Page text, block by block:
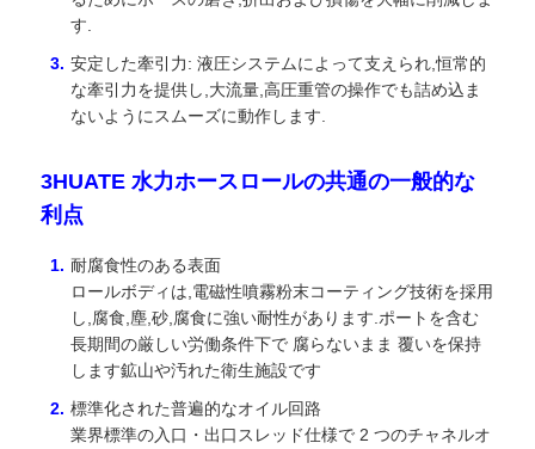
貨物トラック
す.
安定した牽引力: 液圧システムによって支えられ,恒常的
な牽引力を提供し,大流量,高圧重管の操作でも詰め込ま
ないようにスムーズに動作します.
3HUATE 水力ホースロールの共通の一般的な
利点
耐腐食性のある表面
ロールボディは,電磁性噴霧粉末コーティング技術を採用
し,腐食,塵,砂,腐食に強い耐性があります.ポートを含む
長期間の厳しい労働条件下で 腐らないまま 覆いを保持
します鉱山や汚れた衛生施設です
標準化された普遍的なオイル回路
業界標準の入口・出口スレッド仕様で 2 つのチャネルオ